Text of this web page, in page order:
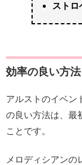
ストロ
効率の良い方
アルストのイベン
の良い方法は、最
ことです。
メロディシアン